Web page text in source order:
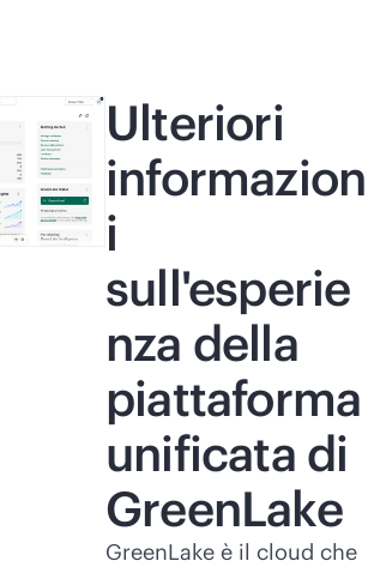
Ulteriori
informazion
i
sull'esperie
nza della
piattaforma
unificata di
GreenLake
GreenLake è il cloud che